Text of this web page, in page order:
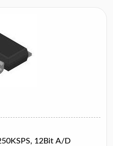
12Bit A/D